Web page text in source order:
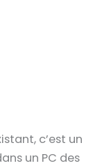
c’est un
un PC des